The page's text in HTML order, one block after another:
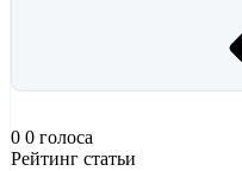
0 0 голоса
Рейтинг статьи